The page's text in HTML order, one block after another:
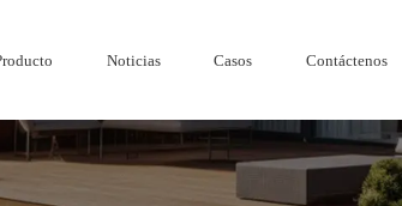
Noticias Casos Contáctenos